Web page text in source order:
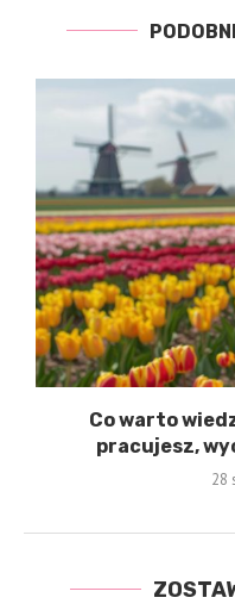
Co warto
pracujesz,
28